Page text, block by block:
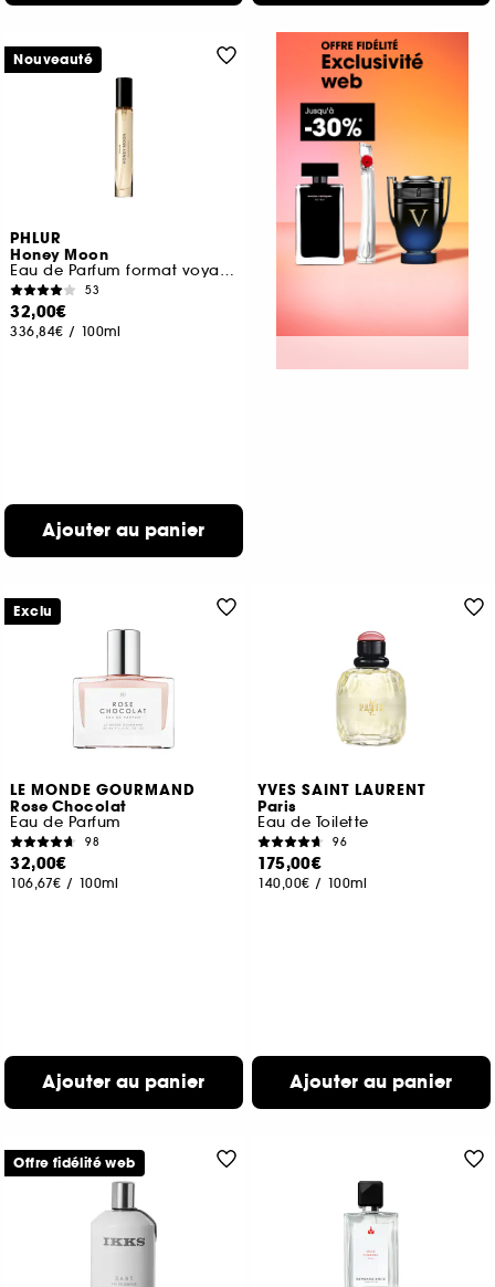
PHLUR
Honey Moon
Eau de Parfum format voyage
53
32,00€
336,84€ / 100ml
Ajouter au panier
Nouveauté
LE MONDE GOURMAND
Rose Chocolat
Eau de Parfum
98
32,00€
106,67€ / 100ml
Ajouter au panier
Exclu
YVES SAINT LAURENT
Paris
Eau de Toilette
96
175,00€
140,00€ / 100ml
Ajouter au panier
Offre fidélité web